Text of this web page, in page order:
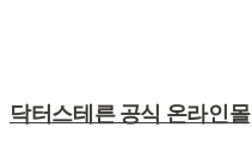
닥터스테른 공식 온라인몰